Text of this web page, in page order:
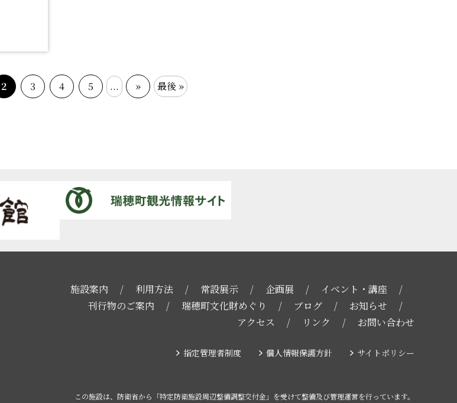
2 3 4 5 ... » 最後 »
施設案内 利用方法 常設展示 企画展
イベント・講座
刊行物のご案内
瑞穂町文化財めぐり ブログ
お知らせ
アクセス
リンク お問い合わせ
指定管理者制度 個人情報保護方針 サイトポリシー
この施設は、防衛省から「特定防衛施設周辺整備調整交付金」を受けて整備及び管理運営を行っています。